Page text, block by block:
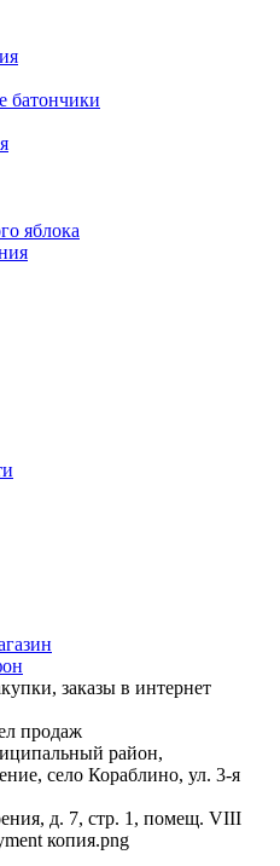
батончики
яблока
заказы в интернет
продаж
район,
село Кораблино, ул. 3-я
д. 7, стр. 1, помещ. VIII